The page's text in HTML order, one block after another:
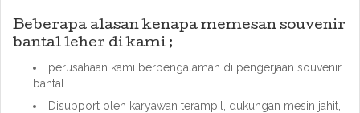
Beberapa alasan kenapa memesan souvenir
bantal leher di kami ;
perusahaan kami berpengalaman di pengerjaan souvenir
bantal
Disupport oleh karyawan terampil, dukungan mesin jahit,